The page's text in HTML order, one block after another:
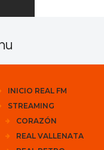
INICIO REAL FM
STREAMING
CORAZÓN
REAL VALLENATA